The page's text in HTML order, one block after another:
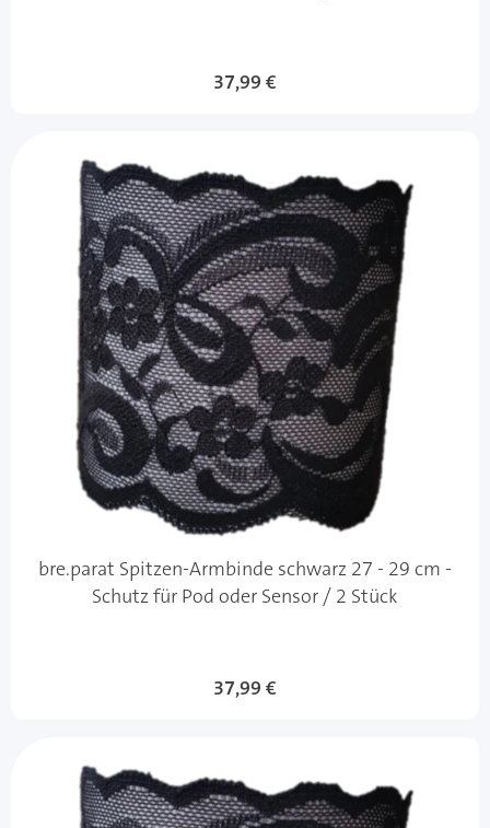
37,99 €
bre.parat Spitzen-Armbinde schwarz 27 - 29 cm -
Schutz für Pod oder Sensor / 2 Stück
37,99 €